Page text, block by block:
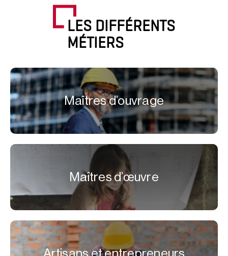
LES DIFFÉRENTS
MÉTIERS
Maîtres d’ouvrage
Maîtres d’œuvre
Artisans et entrepreneurs